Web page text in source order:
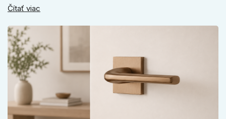
sa pri bránke, pivnici alebo záhradnom domčeku neoplatí
Čítať viac